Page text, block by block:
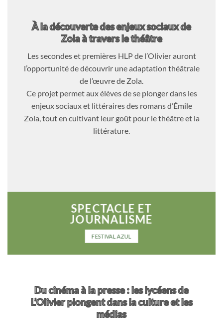
À la découverte des enjeux sociaux de
Zola à travers le théâtre
Les secondes et premières HLP de l’Olivier auront
l’opportunité de découvrir une adaptation théâtrale
de l’œuvre de Zola.
Ce projet permet aux élèves de se plonger dans les
enjeux sociaux et littéraires des romans d’Émile
Zola, tout en cultivant leur goût pour le théâtre et la
littérature.
SPECTACLE ET
JOURNALISME
FESTIVAL AZUL
Du cinéma à la presse : les lycéens de
L’Olivier plongent dans la culture et les
médias